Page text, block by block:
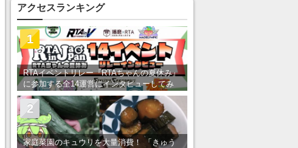
アクセスランキング
RTAイベントリレー『RTAちゃんの夏休み』
に参加する全14運営にインタビューしてみ
た！ 「RTA in Japan」のチャンネルの貸し
出しを利用し8/9から1週間にわたって開催
1
家庭菜園のキュウリを大量消費！ 「きゅう
2